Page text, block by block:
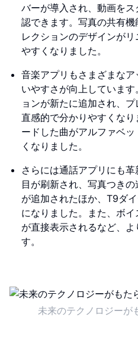
バーが導入され、動画を
認できます。写真の共有
レクションのデザインが
やすくなりました。
音楽アプリもさまざまな
いやすさが向上していま
ョンが新たに追加され、
直感的で分かりやすくな
ードした曲がアルファベ
くなりました。
さらには通話アプリにも
目が刷新され、写真つき
が追加されたほか、T9ダ
になりました。また、ボ
が直接表示されるなど、
す。
未来のテクノロジーが